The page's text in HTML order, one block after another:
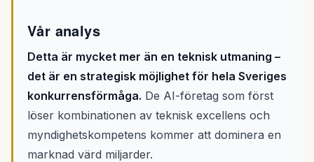
Vår analys
Detta är mycket mer än en teknisk utmaning –
det är en strategisk möjlighet för hela Sveriges
konkurrensförmåga. De AI-företag som först
löser kombinationen av teknisk excellens och
myndighetskompetens kommer att dominera en
marknad värd miljarder.